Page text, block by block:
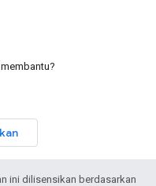
ini dilisensikan berdasarkan